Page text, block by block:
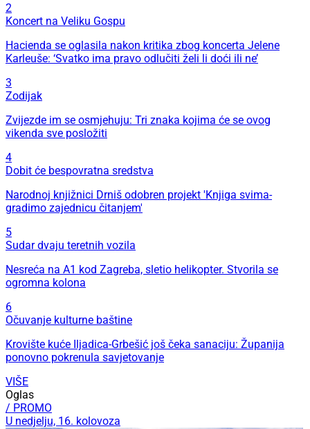
2
Koncert na Veliku Gospu
Hacienda se oglasila nakon kritika zbog koncerta Jelene
Karleuše: ‘Svatko ima pravo odlučiti želi li doći ili ne’
3
Zodijak
Zvijezde im se osmjehuju: Tri znaka kojima će se ovog
vikenda sve posložiti
4
Dobit će bespovratna sredstva
Narodnoj knjižnici Drniš odobren projekt 'Knjiga svima-
gradimo zajednicu čitanjem'
5
Sudar dvaju teretnih vozila
Nesreća na A1 kod Zagreba, sletio helikopter. Stvorila se
ogromna kolona
6
Očuvanje kulturne baštine
Krovište kuće Iljadica-Grbešić još čeka sanaciju: Županija
ponovno pokrenula savjetovanje
VIŠE
Oglas
/ PROMO
U nedjelju, 16. kolovoza